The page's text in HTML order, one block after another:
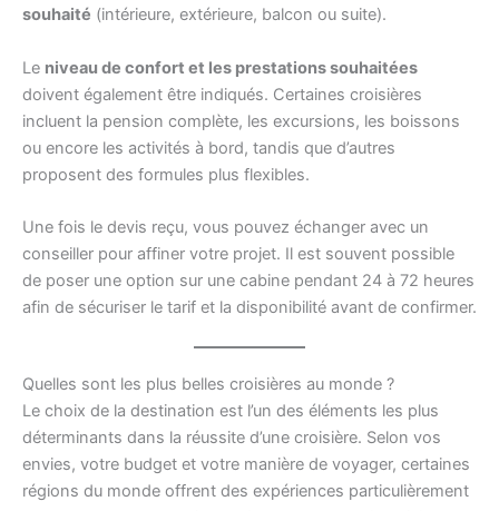
souhaité (intérieure, extérieure, balcon ou suite).
Le niveau de confort et les prestations souhaitées
doivent également être indiqués. Certaines croisières
incluent la pension complète, les excursions, les boissons
ou encore les activités à bord, tandis que d’autres
proposent des formules plus flexibles.
Une fois le devis reçu, vous pouvez échanger avec un
conseiller pour affiner votre projet. Il est souvent possible
de poser une option sur une cabine pendant 24 à 72 heures
afin de sécuriser le tarif et la disponibilité avant de confirmer.
Quelles sont les plus belles croisières au monde ?
Le choix de la destination est l’un des éléments les plus
déterminants dans la réussite d’une croisière. Selon vos
envies, votre budget et votre manière de voyager, certaines
régions du monde offrent des expériences particulièrement